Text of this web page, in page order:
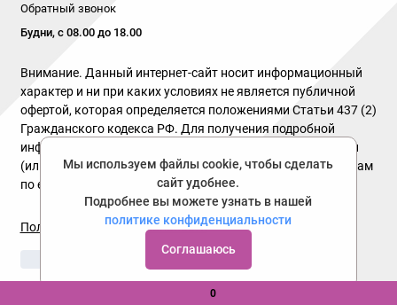
0
Обратный звонок
Будни, с 08.00 до 18.00
Внимание. Данный интернет-сайт носит информационный
характер и ни при каких условиях не является публичной
офертой, которая определяется положениями Статьи 437 (2)
Гражданского кодекса РФ. Для получения подробной
информации о наличии и стоимости указанных товаров и
(или) услуг, пожалуйста, обращайтесь к нашим менеджерам
по email или телефону указанного в разделе контакты !
Политика конфиденциальности
Мы используем файлы cookie, чтобы сделать
сайт удобнее.
Подробнее вы можете узнать в нашей
политике конфиденциальности
Соглашаюсь